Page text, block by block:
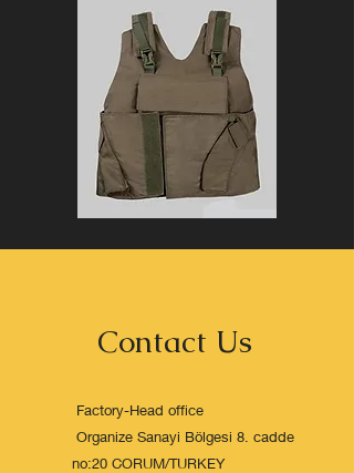
Contact Us
Factory-Head office
Organize Sanayi Bölgesi 8. cadde
no:20 CORUM/TURKEY